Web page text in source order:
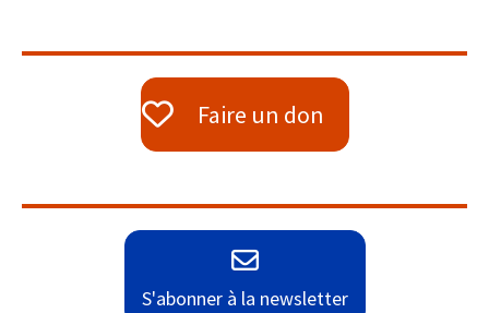
Faire un don
S'abonner à la newsletter